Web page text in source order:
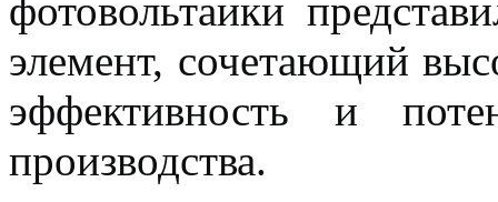
фотовольтаики
элемент, сочетающий
эффективность и
производства.